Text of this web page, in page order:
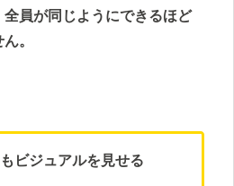
員が同じようにできるほど
。
ビジュアルを見せる